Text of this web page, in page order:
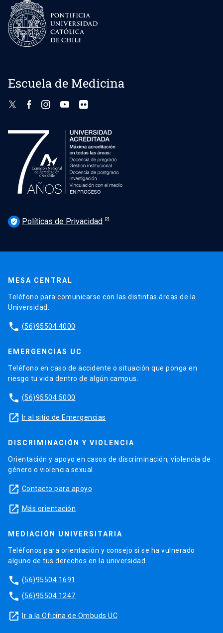
Escuela de Medicina
verified_user Políticas de Privacidad
MESA CENTRAL
Teléfono para comunicarse con las distintas áreas de la
Universidad.
phone (56)95504 4000
EMERGENCIAS UC
Teléfono en caso de accidente o situación que ponga en
riesgo tu vida dentro de algún campus.
phone (56)95504 5000
launch Ir al sitio de Emergencias
DISCRIMINACIÓN Y VIOLENCIA
Orientación y apoyo en casos de discriminación, violencia de
género o violencia sexual.
launch Contacto para apoyo
launch Más orientación
MEDIACIÓN UNIVERSITARIA
Teléfonos para orientación y consejo si se ha vulnerado
alguno de tus derechos en la universidad.
phone (56)95504 1691
phone (56)95504 1247
launch Ir a la Oficina de Ombuds UC